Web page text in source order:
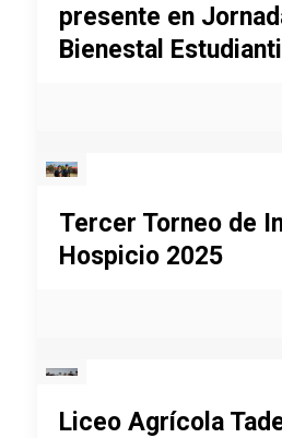
presente en
Bienestal Estudiantil
Tercer Torneo de
Hospicio 2025
Liceo Agrícola